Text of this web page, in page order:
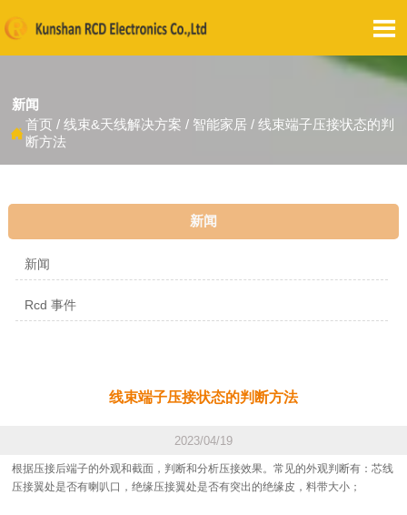

新闻

首页 / 线束&天线解决方案 / 智能家居 / 线束端子压接状态的判
断方法
新闻
新闻
Rcd 事件
线束端子压接状态的判断方法
2023/04/19
根据压接后端子的外观和截面，判断和分析压接效果。常见的外观判断有：芯线
压接翼处是否有喇叭口，绝缘压接翼处是否有突出的绝缘皮，料带大小；